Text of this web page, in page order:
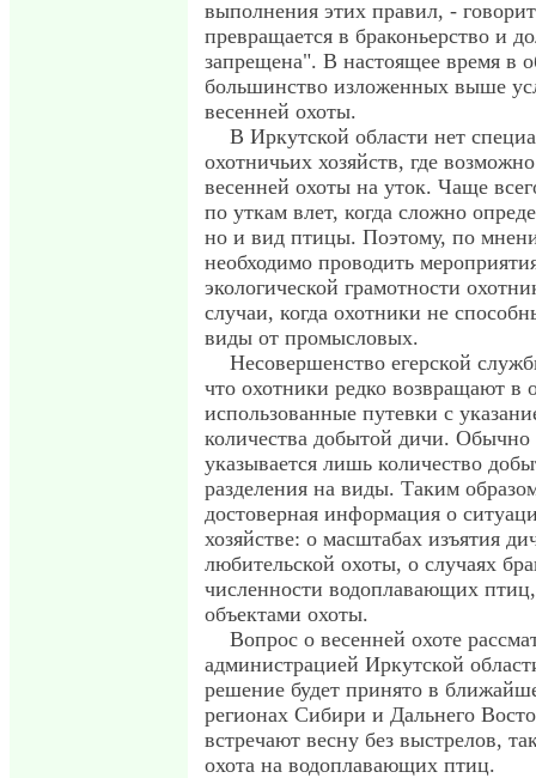
выполнения этих правил, -
превращается в браконьерство и
запрещена". В настоящее время в
большинство изложенных выше
весенней охоты.
В Иркутской области нет
охотничьих хозяйств, где
весенней охоты на уток. Чаще
по уткам влет, когда сложно
но и вид птицы. Поэтому, по
необходимо проводить
экологической грамотности
случаи, когда охотники не
виды от промысловых.
Несовершенство егерской
что охотники редко возвращают в
использованные путевки с
количества добытой дичи. Обычно
указывается лишь количество
разделения на виды. Таким
достоверная информация о
хозяйстве: о масштабах изъятия
любительской охоты, о случаях
численности водоплавающих
объектами охоты.
Вопрос о весенней охоте
администрацией Иркутской
решение будет принято в
регионах Сибири и Дальнего
встречают весну без выстрелов,
охота на водоплавающих птиц.